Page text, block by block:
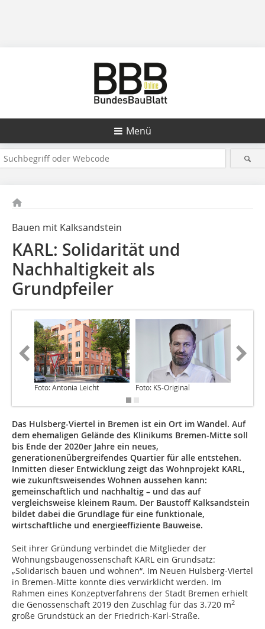
Menü
Bauen mit Kalksandstein
KARL: Solidarität und
Nachhaltigkeit als
Grundpfeiler
Foto: Antonia Leicht Foto: KS-Original
Das Hulsberg-Viertel in Bremen ist ein Ort im Wandel. Auf
dem ehemaligen Gelände des Klinikums Bremen-Mitte soll
bis Ende der 2020er Jahre ein neues,
generationenübergreifendes Quartier für alle entstehen.
Inmitten dieser Entwicklung zeigt das Wohnprojekt KARL,
wie zukunftsweisendes Wohnen aussehen kann:
gemeinschaftlich und nachhaltig – und das auf
vergleichsweise kleinem Raum. Der Baustoff Kalksandstein
bildet dabei die Grundlage für eine funktionale,
wirtschaftliche und energieeffiziente Bauweise.
Seit ihrer Gründung verbindet die Mitglieder der
Wohnungsbaugenossenschaft KARL ein Grundsatz:
„Solidarisch bauen und wohnen“. Im Neuen Hulsberg-Viertel
in Bremen-Mitte konnte dies verwirklicht werden. Im
Rahmen eines Konzeptverfahrens der Stadt Bremen erhielt
die Genossenschaft 2019 den Zuschlag für das 3.720 m2
große Grundstück an der Friedrich-Karl-Straße.